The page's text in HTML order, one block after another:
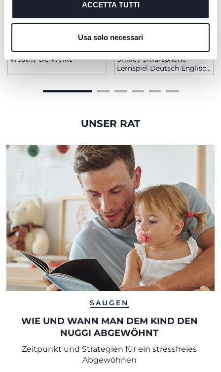
ACCETTA TUTTI
Usa solo necessari
Weathy die Wolke
Smiley Smartphone
Lernspiel Deutsch Englisch
Baby
UNSER RAT
SAUGEN
WIE UND WANN MAN DEM KIND DEN
NUGGI ABGEWÖHNT
Zeitpunkt und Strategien für ein stressfreies
Abgewöhnen